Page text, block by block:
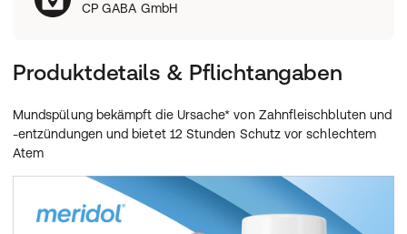
CP GABA GmbH
Produktdetails & Pflichtangaben
Mundspülung bekämpft die Ursache* von Zahnfleischbluten und
-entzündungen und bietet 12 Stunden Schutz vor schlechtem
Atem